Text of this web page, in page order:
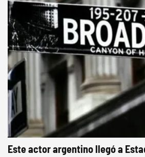
Este actor argentino llegó a